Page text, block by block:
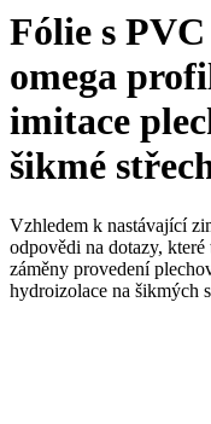
Fólie s
omega
imitace
šikmé
Vzhledem k nastávající
odpovědi na dotazy,
záměny provedení
hydroizolace na šikmých